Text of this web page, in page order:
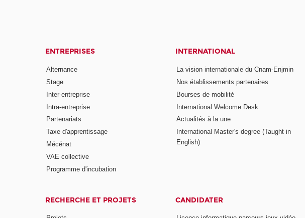
ENTREPRISES
Alternance
Stage
Inter-entreprise
Intra-entreprise
Partenariats
Taxe d'apprentissage
Mécénat
VAE collective
Programme d'incubation
INTERNATIONAL
La vision internationale du Cnam-Enjmin
Nos établissements partenaires
Bourses de mobilité
International Welcome Desk
Actualités à la une
International Master's degree (Taught in
English)
RECHERCHE ET PROJETS CANDIDATER